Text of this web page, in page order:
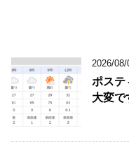
2026/08/
ポステ
大変で